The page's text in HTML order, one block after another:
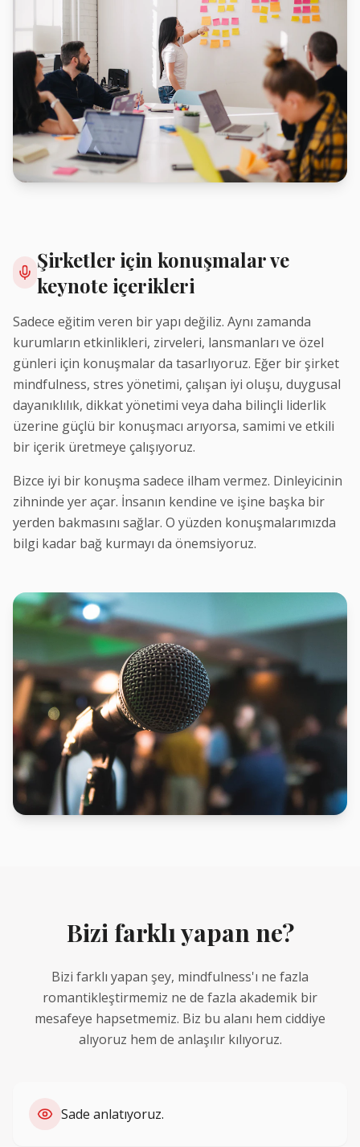
Şirketler için konuşmalar ve
keynote içerikleri
Sadece eğitim veren bir yapı değiliz. Aynı zamanda
kurumların etkinlikleri, zirveleri, lansmanları ve özel
günleri için konuşmalar da tasarlıyoruz. Eğer bir şirket
mindfulness, stres yönetimi, çalışan iyi oluşu, duygusal
dayanıklılık, dikkat yönetimi veya daha bilinçli liderlik
üzerine güçlü bir konuşmacı arıyorsa, samimi ve etkili
bir içerik üretmeye çalışıyoruz.
Bizce iyi bir konuşma sadece ilham vermez. Dinleyicinin
zihninde yer açar. İnsanın kendine ve işine başka bir
yerden bakmasını sağlar. O yüzden konuşmalarımızda
bilgi kadar bağ kurmayı da önemsiyoruz.
Bizi farklı yapan ne?
Bizi farklı yapan şey, mindfulness'ı ne fazla
romantikleştirmemiz ne de fazla akademik bir
mesafeye hapsetmemiz. Biz bu alanı hem ciddiye
alıyoruz hem de anlaşılır kılıyoruz.
Sade anlatıyoruz.